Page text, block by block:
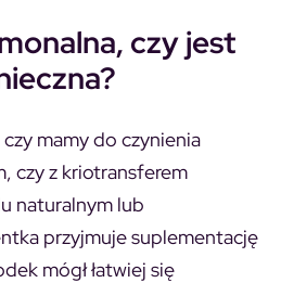
czy jest
mamy do czynienia
czy z kriotransferem
naturalnym lub
przyjmuje suplementację
mógł łatwiej się